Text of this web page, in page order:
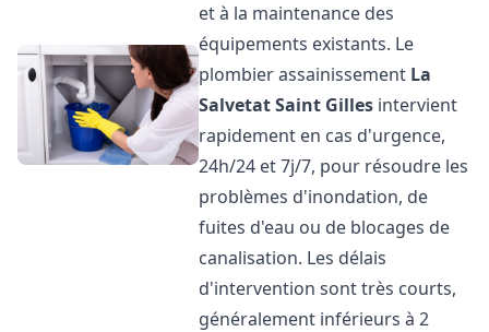
et à la maintenance des
équipements existants. Le
plombier assainissement La
Salvetat Saint Gilles intervient
rapidement en cas d'urgence,
24h/24 et 7j/7, pour résoudre les
problèmes d'inondation, de
fuites d'eau ou de blocages de
canalisation. Les délais
d'intervention sont très courts,
généralement inférieurs à 2